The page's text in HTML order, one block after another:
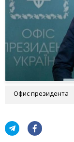
Офис президента